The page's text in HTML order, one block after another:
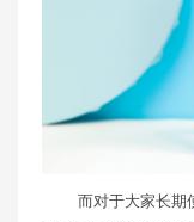
而对于大家长期